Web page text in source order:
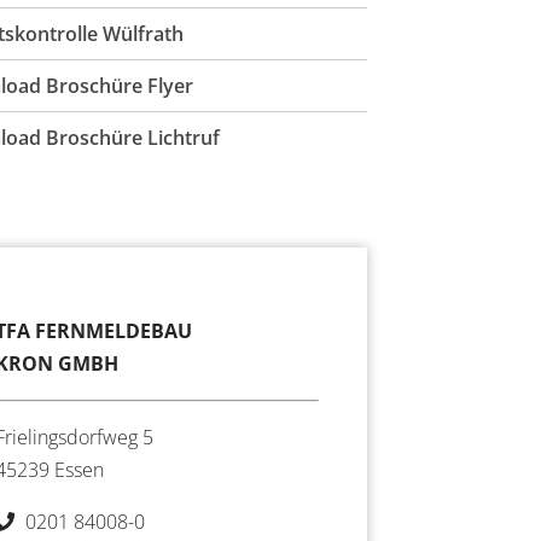
Wülfrath
Broschüre Flyer
Broschüre Lichtruf
FERNMELDEBAU
GMBH
5
Essen
0201 84008-0